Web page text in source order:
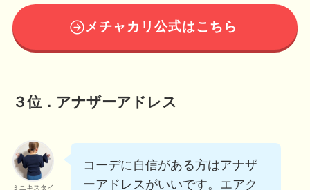
メチャカリ公式はこちら
３位．アナザーアドレス
ミユキスタイ
コーデに自信がある方はアナザ
ーアドレスがいいです。エアク